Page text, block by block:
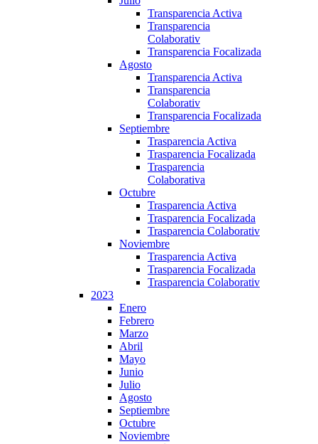
Transparencia Activa
Transparencia
Colaborativ
Transparencia Focalizada
Agosto
Transparencia Activa
Transparencia
Colaborativ
Transparencia Focalizada
Septiembre
Trasparencia Activa
Trasparencia Focalizada
Trasparencia
Colaborativa
Octubre
Trasparencia Activa
Trasparencia Focalizada
Trasparencia Colaborativ
Noviembre
Trasparencia Activa
Trasparencia Focalizada
Trasparencia Colaborativ
2023
Enero
Febrero
Marzo
Abril
Mayo
Junio
Julio
Agosto
Septiembre
Octubre
Noviembre